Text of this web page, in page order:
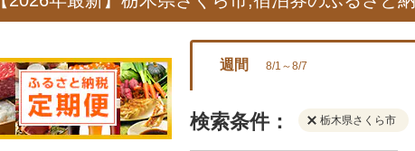
週間 8/1～8/7
検索条件： 栃木県さくら市